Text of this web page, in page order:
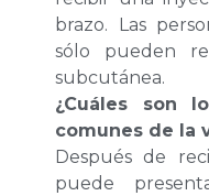
brazo. Las
sólo pueden
subcutánea.
¿Cuáles son
comunes de la
Después de
puede